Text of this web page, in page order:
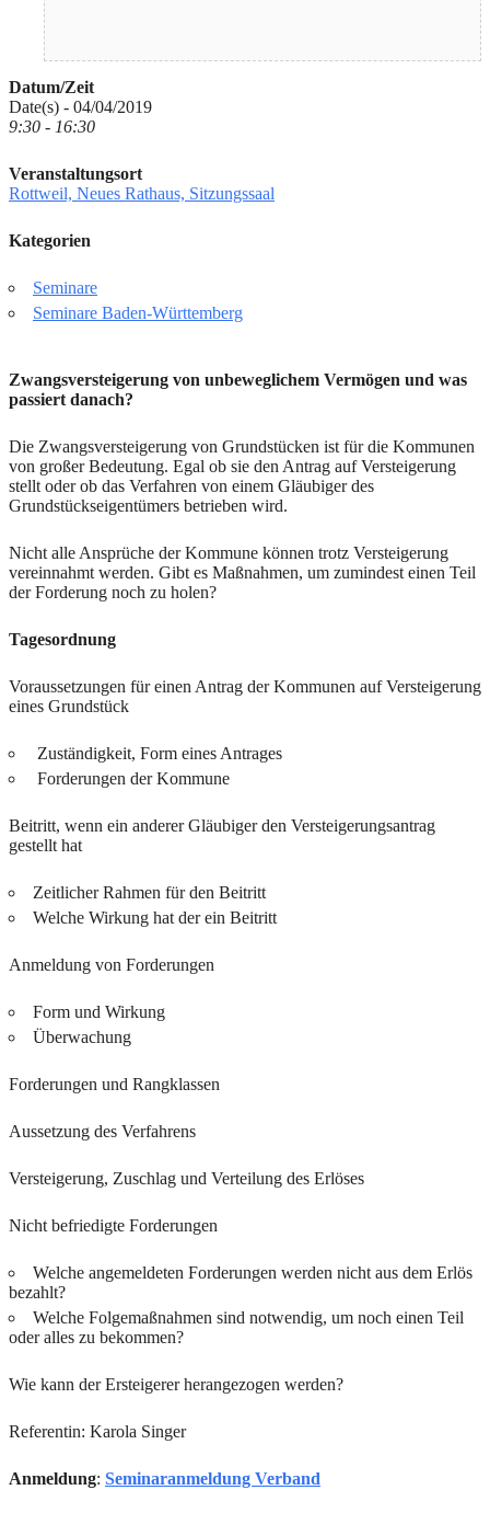
Datum/Zeit
Date(s) - 04/04/2019
9:30 - 16:30
Veranstaltungsort
Rottweil, Neues Rathaus, Sitzungssaal
Kategorien
Seminare
Seminare Baden-Württemberg
Zwangsversteigerung von unbeweglichem Vermögen und was
passiert danach?
Die Zwangsversteigerung von Grundstücken ist für die Kommunen
von großer Bedeutung. Egal ob sie den Antrag auf Versteigerung
stellt oder ob das Verfahren von einem Gläubiger des
Grundstückseigentümers betrieben wird.
Nicht alle Ansprüche der Kommune können trotz Versteigerung
vereinnahmt werden. Gibt es Maßnahmen, um zumindest einen Teil
der Forderung noch zu holen?
Tagesordnung
Voraussetzungen für einen Antrag der Kommunen auf Versteigerung
eines Grundstück
Zuständigkeit, Form eines Antrages
Forderungen der Kommune
Beitritt, wenn ein anderer Gläubiger den Versteigerungsantrag
gestellt hat
Zeitlicher Rahmen für den Beitritt
Welche Wirkung hat der ein Beitritt
Anmeldung von Forderungen
Form und Wirkung
Überwachung
Forderungen und Rangklassen
Aussetzung des Verfahrens
Versteigerung, Zuschlag und Verteilung des Erlöses
Nicht befriedigte Forderungen
Welche angemeldeten Forderungen werden nicht aus dem Erlös
bezahlt?
Welche Folgemaßnahmen sind notwendig, um noch einen Teil
oder alles zu bekommen?
Wie kann der Ersteigerer herangezogen werden?
Referentin: Karola Singer
Anmeldung: Seminaranmeldung Verband